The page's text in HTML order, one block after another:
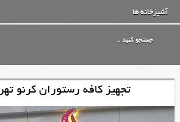
آشپزخانه ها
تجهیز کافه رستوران کرنو